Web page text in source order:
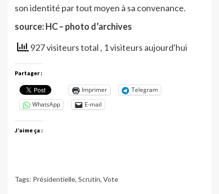
son identité par tout moyen à sa convenance.
source: HC – photo d’archives
927 visiteurs total , 1 visiteurs aujourd'hui
Partager :
Imprimer
Telegram
WhatsApp
E-mail
J’aime ça :
Tags: Présidentielle, Scrutin, Vote